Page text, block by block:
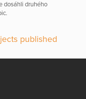
dosáhli druhého
published